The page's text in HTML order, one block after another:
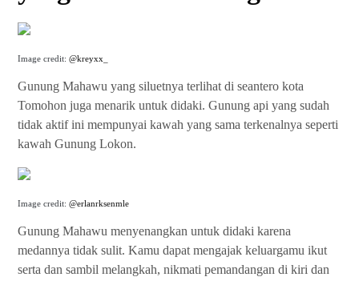
Image credit: @kreyxx_
Gunung Mahawu yang siluetnya terlihat di seantero kota
Tomohon juga menarik untuk didaki. Gunung api yang sudah
tidak aktif ini mempunyai kawah yang sama terkenalnya seperti
kawah Gunung Lokon.
Image credit: @erlanrksenmle
Gunung Mahawu menyenangkan untuk didaki karena
medannya tidak sulit. Kamu dapat mengajak keluargamu ikut
serta dan sambil melangkah, nikmati pemandangan di kiri dan